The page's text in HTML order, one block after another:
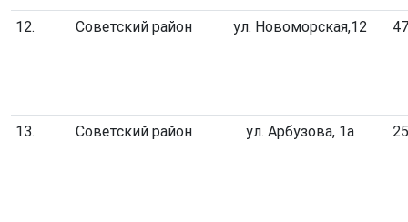
12. Советский район ул. Новоморская,12
13. Советский район ул. Арбузова, 1а